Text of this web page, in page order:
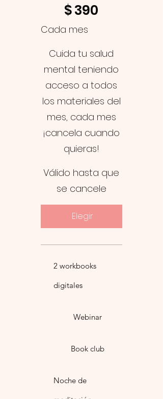
$390
Cada mes
Cuida tu salud
mental teniendo
acceso a todos
los materiales del
mes, cada mes
¡cancela cuando
quieras!
Válido hasta que
se cancele
Elegir
2 workbooks
digitales
Webinar
Book club
Noche de